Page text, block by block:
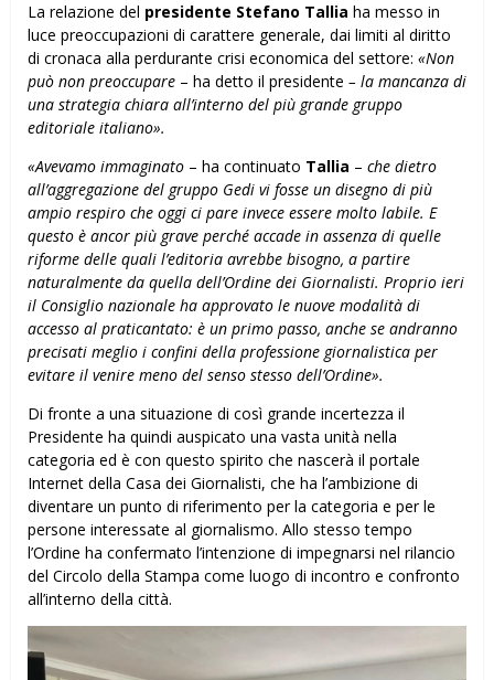
La relazione del presidente Stefano Tallia ha messo in
luce preoccupazioni di carattere generale, dai limiti al diritto
di cronaca alla perdurante crisi economica del settore: «Non
può non preoccupare – ha detto il presidente – la mancanza di
una strategia chiara all’interno del più grande gruppo
editoriale italiano».
«Avevamo immaginato – ha continuato Tallia – che dietro
all’aggregazione del gruppo Gedi vi fosse un disegno di più
ampio respiro che oggi ci pare invece essere molto labile. E
questo è ancor più grave perché accade in assenza di quelle
riforme delle quali l’editoria avrebbe bisogno, a partire
naturalmente da quella dell’Ordine dei Giornalisti. Proprio ieri
il Consiglio nazionale ha approvato le nuove modalità di
accesso al praticantato: è un primo passo, anche se andranno
precisati meglio i confini della professione giornalistica per
evitare il venire meno del senso stesso dell’Ordine».
Di fronte a una situazione di così grande incertezza il
Presidente ha quindi auspicato una vasta unità nella
categoria ed è con questo spirito che nascerà il portale
Internet della Casa dei Giornalisti, che ha l’ambizione di
diventare un punto di riferimento per la categoria e per le
persone interessate al giornalismo. Allo stesso tempo
l’Ordine ha confermato l’intenzione di impegnarsi nel rilancio
del Circolo della Stampa come luogo di incontro e confronto
all’interno della città.